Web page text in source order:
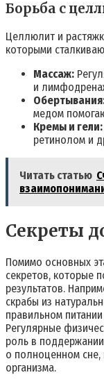
Борьба с
Целлюлит и
которыми
Массаж:
и
медом
Кремы и гели:
ретинолом и
Читать статью
Секреты
Помимо основных
секретов, которые
результатов.
скрабы из
правильном
Регулярные
роль в
о полноценном
организма.